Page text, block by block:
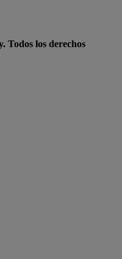
Todos los derechos